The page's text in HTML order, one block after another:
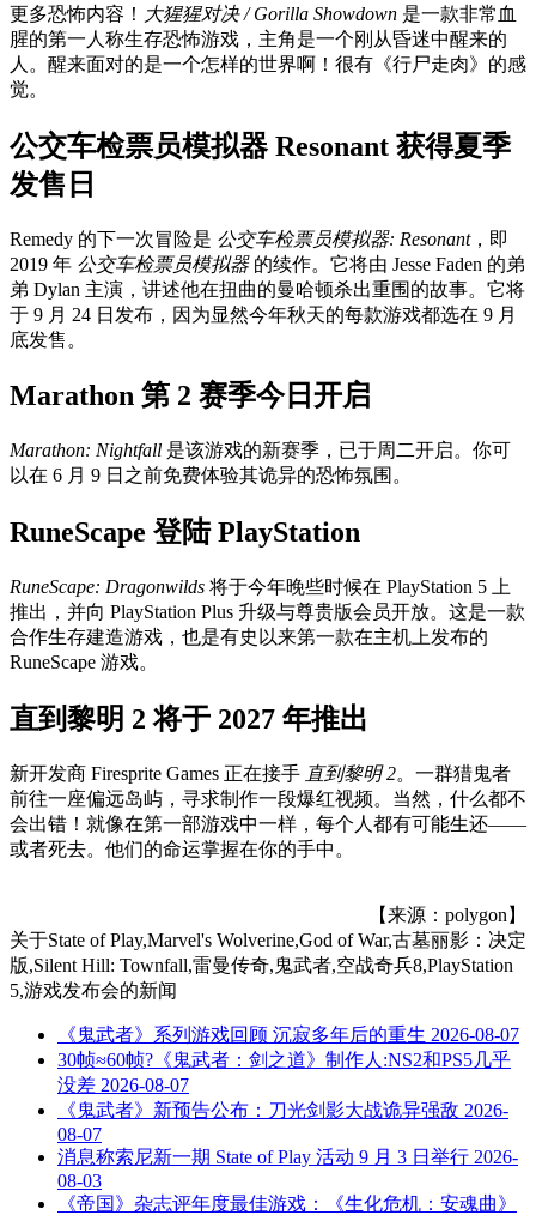
更多恐怖内容！ 大猩猩对决 / Gorilla Showdown 是一款非常血
腥的第一人称生存恐怖游戏，主角是一个刚从昏迷中醒来的
人。醒来面对的是一个怎样的世界啊！很有《行尸走肉》的感
觉。
公交车检票员模拟器 Resonant 获得夏季
发售日
Remedy 的下一次冒险是 公交车检票员模拟器: Resonant，即
2019 年 公交车检票员模拟器的续作。它将由 Jesse Faden 的弟
弟 Dylan 主演，讲述他在扭曲的曼哈顿杀出重围的故事。它将
于 9 月 24 日发布，因为显然今年秋天的每款游戏都选在 9 月
底发售。
Marathon 第 2 赛季今日开启
Marathon: Nightfall 是该游戏的新赛季，已于周二开启。你可
以在 6 月 9 日之前免费体验其诡异的恐怖氛围。
RuneScape 登陆 PlayStation
RuneScape: Dragonwilds 将于今年晚些时候在 PlayStation 5 上
推出，并向 PlayStation Plus 升级与尊贵版会员开放。这是一款
合作生存建造游戏，也是有史以来第一款在主机上发布的
RuneScape 游戏。
直到黎明 2 将于 2027 年推出
新开发商 Firesprite Games 正在接手 直到黎明 2。一群猎鬼者
前往一座偏远岛屿，寻求制作一段爆红视频。当然，什么都不
会出错！就像在第一部游戏中一样，每个人都有可能生还——
或者死去。他们的命运掌握在你的手中。
【来源：polygon】
关于State of Play,Marvel's Wolverine,God of War,古墓丽影：决定
版,Silent Hill: Townfall,雷曼传奇,鬼武者,空战奇兵8,PlayStation
5,游戏发布会的新闻
《鬼武者》系列游戏回顾 沉寂多年后的重生 2026-08-07
30帧≈60帧?《鬼武者：剑之道》制作人:NS2和PS5几乎
没差 2026-08-07
《鬼武者》新预告公布：刀光剑影大战诡异强敌 2026-
08-07
消息称索尼新一期 State of Play 活动 9 月 3 日举行 2026-
08-03
《帝国》杂志评年度最佳游戏：《生化危机：安魂曲》